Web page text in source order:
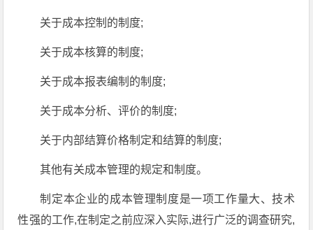
关于成本控制的制度;
关于成本核算的制度;
关于成本报表编制的制度;
关于成本分析、评价的制度;
关于内部结算价格制定和结算的制度;
其他有关成本管理的规定和制度。
制定本企业的成本管理制度是一项工作量大、技术
性强的工作,在制定之前应深入实际,进行广泛的调查研究,